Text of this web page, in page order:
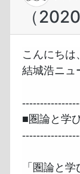
（
こんにちは
結城浩ニュ
■圏論と学
「圏論と